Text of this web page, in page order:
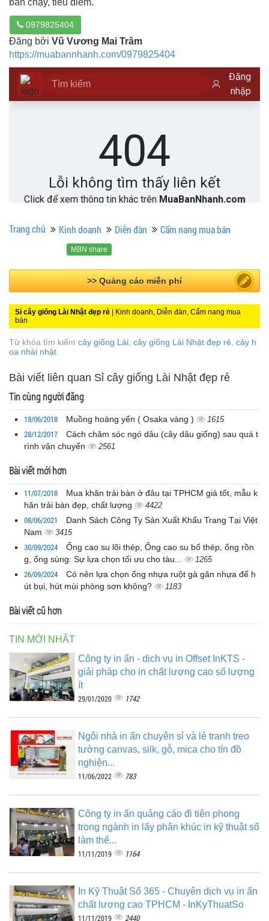
bán chạy, tiêu điểm.
0979825404
Đăng bởi Vũ Vương Mai Trâm
https://muabannhanh.com/0979825404
Trang chủ Kinh doanh Diễn đàn Cẩm nang mua bán
MBN share
>> Bài PR miễn phí
Sỉ cây giống Lài Nhật đẹp rẻ | Kinh doanh, Diễn đàn, Cẩm nang mua
bán
Từ khóa tìm kiếm cây giống Lài cây giống Lài Nhật đẹp rẻ cây h
oa nhài nhật
Bài viết liên quan Sỉ cây giống Lài Nhật đẹp rẻ
Tin cùng người đăng
18/06/2018 Muồng hoàng yến ( Osaka vàng ) 1615
28/12/2017
Cách chăm sóc ngó dâu (cây dâu giống) sau quá t
rình vận chuyển
2561
Bài viết mới hơn
11/07/2018
Mua khăn trải bàn ở đâu tại TPHCM giá tốt, mẫu k
hăn trải bàn đẹp, chất lượng
4422
08/06/2021
Danh Sách Công Ty Sản Xuất Khẩu Trang Tại Việt
Nam
3415
30/09/2024
Ống cao su lõi thép, Ống cao su bố thép, ống rồn
g, ống sùng: Sự lựa chọn tối ưu cho tàu...
1265
26/09/2024
Có nên lựa chọn ống nhựa ruột gà gân nhựa để h
út bụi, hút mùi phòng sơn không?
1183
Bài viết cũ hơn
TIN MỚI NHẤT
Công ty in ấn - dịch vụ in Offset InKTS -
giải pháp cho in chất lượng cao số lượng
ít
29/01/2020 1742
Ngôi nhà in ấn chuyên sỉ và lẻ tranh treo
tường canvas, silk, gỗ, mica cho tín đồ
nghiện...
11/06/2022 783
Công ty in ấn quảng cáo đi tiên phong
trong ngành in lấy phân khúc in kỹ thuật số
làm thế...
11/11/2019 1164
In Kỹ Thuật Số 365 - Chuyên dịch vụ in ấn
chất lượng cao TPHCM - InKyThuatSo
11/11/2019 2440